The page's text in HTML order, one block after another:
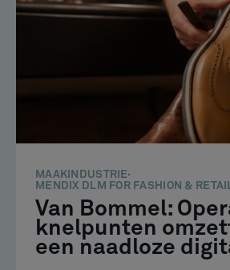
MAAKINDUSTRIE
MENDIX DLM FOR FASHION &
Van Bommel:
knelpunten
een naadloze